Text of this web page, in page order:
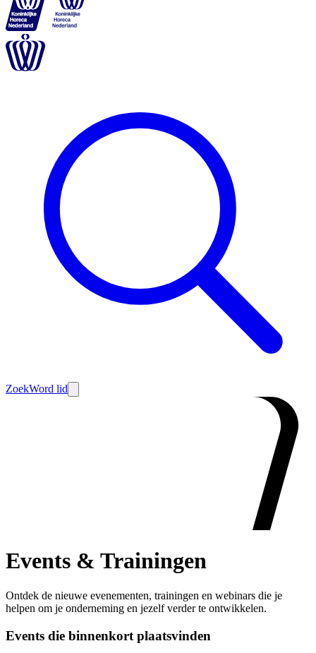
ZoekWord lid
Events & Trainingen
Ontdek de nieuwe evenementen, trainingen en webinars die je
helpen om je onderneming en jezelf verder te ontwikkelen.
Events die binnenkort plaatsvinden